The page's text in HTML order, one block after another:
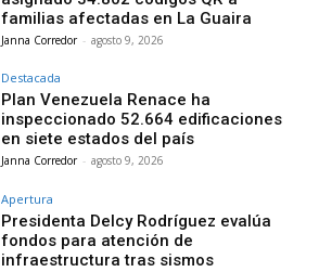
familias afectadas en La Guaira
Janna Corredor - agosto 9, 2026
Destacada
Plan Venezuela Renace ha
inspeccionado 52.664 edificaciones
en siete estados del país
Janna Corredor - agosto 9, 2026
Apertura
Presidenta Delcy Rodríguez evalúa
fondos para atención de
infraestructura tras sismos